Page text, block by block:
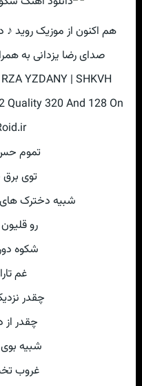
هم اکنون از موزیک روید ♪
صدای رضا یزدانی به
YZDANY | SHKVH
Quality 320 And 128 On
تموم
توی
شبیه دخترک های
رو
شکوه
غم
چقدر
چقدر از
شبیه
غروب